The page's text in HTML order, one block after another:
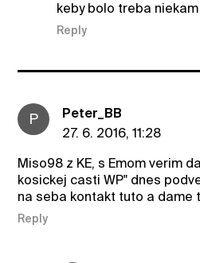
keby bolo treba
Reply
P
Peter_BB
27. 6. 2016, 11:28
Miso98 z KE, s Emom verim
kosickej casti WP" dnes
na seba kontakt tuto a dame
Reply